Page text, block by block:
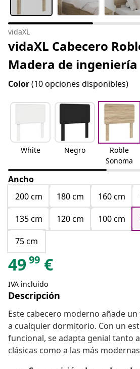
vidaXL
vidaXL Cabecero
Madera de ingeniería
Color(10 opciones disponibles)
White Negro
Roble
Sonoma
Ancho
200 cm
180 cm 160 cm
135 cm
120 cm 100 cm
75 cm
4999 €
IVA incluido
Descripción
Este cabecero moderno añade
a cualquier dormitorio. Con un
funcional, se adapta genial tanto
clásicas como a las más